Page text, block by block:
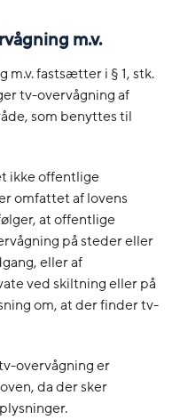
m.v.
fastsætter i § 1, stk.
tv-overvågning af
som benyttes til
ikke offentlige
omfattet af lovens
at offentlige
på steder eller
eller af
ved skiltning eller på
om, at der finder tv-
overvågning er
da der sker